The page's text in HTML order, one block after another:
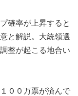
確率が上昇すると
と解説。大統領選
整が起こる地合い
００万票が済んで